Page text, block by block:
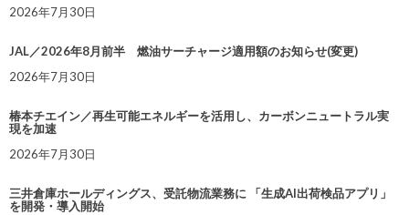
2026年7月30日
JAL／2026年8月前半 燃油サーチャージ適用額のお知らせ(変更)
2026年7月30日
椿本チエイン／再生可能エネルギーを活用し、カーボンニュートラル実
現を加速
2026年7月30日
三井倉庫ホールディングス、受託物流業務に 「生成AI出荷検品アプリ」
を開発・導入開始